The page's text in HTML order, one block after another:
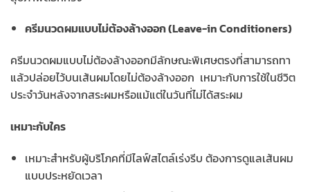
ครีมนวดผมแบบไม่ต้องล้างออก (Leave-in Conditioners)
ครีมนวดผมแบบไม่ต้องล้างออกมีลักษณะพิเศษตรงที่สามารถทา
แล้วปล่อยไว้บนเส้นผมโดยไม่ต้องล้างออก เหมาะกับการใช้ในชีวิต
ประจำวันหลังจากสระผมหรือแม้แต่ในวันที่ไม่ได้สระผม
เหมาะกับใคร
เหมาะสำหรับผู้บริโภคที่มีไลฟ์สไตล์เร่งรีบ ต้องการดูแลเส้นผม
แบบประหยัดเวลา